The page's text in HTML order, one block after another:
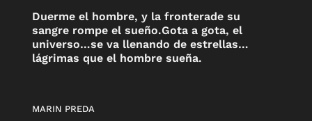
Duerme el hombre, y la fronterade su
sangre rompe el sueño.Gota a gota, el
universo…se va llenando de estrellas…
lágrimas que el hombre sueña.
MARIN PREDA